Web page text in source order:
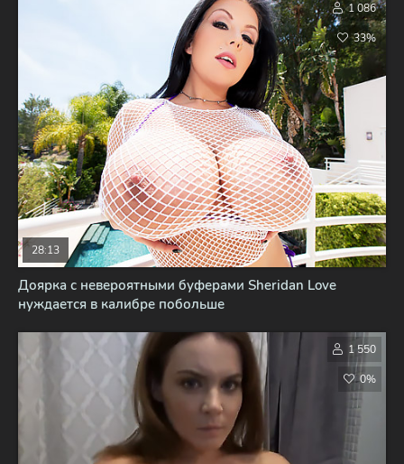
Доярка с невероятными буферами Sheridan Love
нуждается в калибре побольше
28:13
1 086
33%
1 550
0%